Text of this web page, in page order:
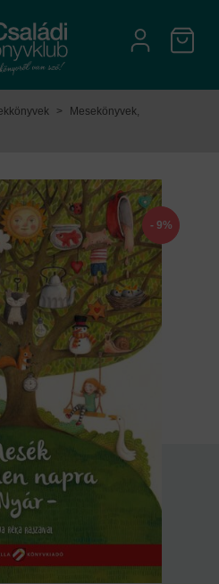
>
Mesekönyvek,
- 9%